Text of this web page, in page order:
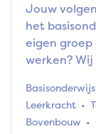
Jouw
het
eigen
werken?
Basisonderwijs
Leerkracht
Bovenbouw